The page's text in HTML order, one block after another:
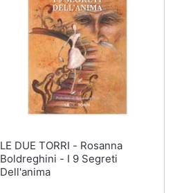
LE DUE TORRI - Rosanna
Boldreghini - I 9 Segreti
Dell'anima